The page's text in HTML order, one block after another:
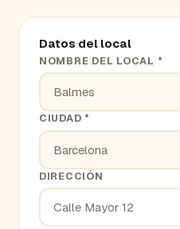
Datos del local
NOMBRE DEL LOCAL *
CIUDAD *
DIRECCIÓN